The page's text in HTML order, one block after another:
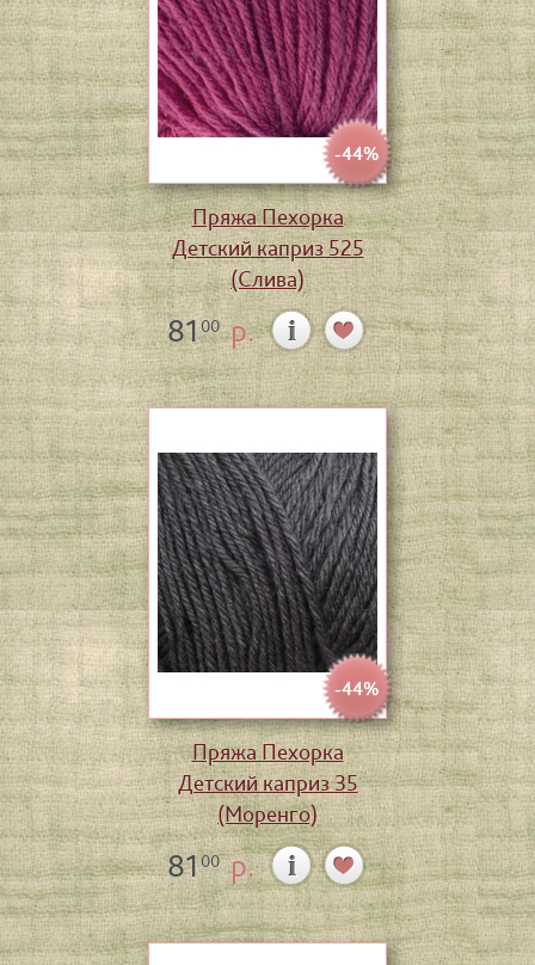
-44%
Пряжа Пехорка
Детский каприз 525
(Слива)
8100р.
-44%
Пряжа Пехорка
Детский каприз 35
(Моренго)
8100р.